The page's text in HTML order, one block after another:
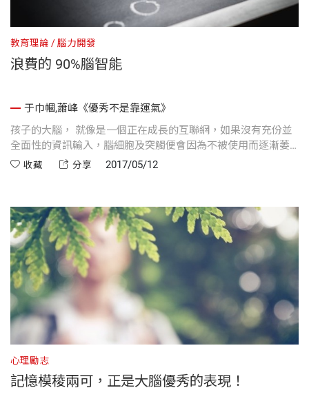
教育理論 腦力開發
浪費的 90%腦智能
于巾幗,蕭峰《優秀不是靠運氣》
孩子的大腦， 就像是一個正在成長的互聯網，如果沒有充份並
全面性的資訊輸入，腦細胞及突觸便會因為不被使用而逐漸萎
縮，無奈的成了那被浪費掉的90％腦智能。
收藏 分享 2017/05/12
心理勵志
記憶模稜兩可，正是大腦優秀的表現！